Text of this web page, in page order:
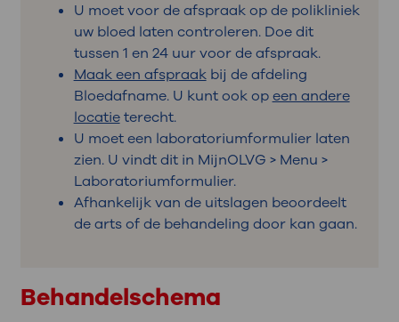
U moet voor de afspraak op de polikliniek
uw bloed laten controleren. Doe dit
tussen 1 en 24 uur voor de afspraak.
Maak een afspraakbij de afdeling
Bloedafname. U kunt ook opeen andere
locatieterecht.
U moet een laboratoriumformulier laten
zien. U vindt dit in MijnOLVG > Menu >
Laboratoriumformulier.
Afhankelijk van de uitslagen beoordeelt
de arts of de behandeling door kan gaan.
Behandelschema